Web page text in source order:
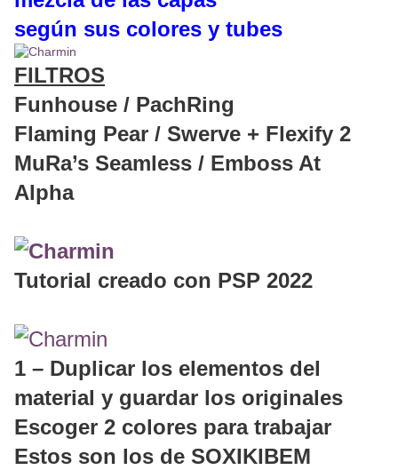
según sus colores y tubes
FILTROS
Funhouse / PachRing
Flaming Pear / Swerve + Flexify 2
MuRa’s Seamless / Emboss At
Alpha
Tutorial creado con PSP 2022
1 – Duplicar los elementos del
material y guardar los originales
Escoger 2 colores para trabajar
Estos son los de SOXIKIBEM